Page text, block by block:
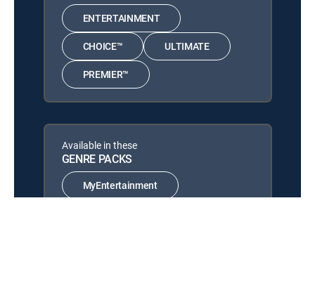
ENTERTAINMENT
CHOICE™ ULTIMATE
PREMIER™
Available in these
GENRE PACKS
MyEntertainment